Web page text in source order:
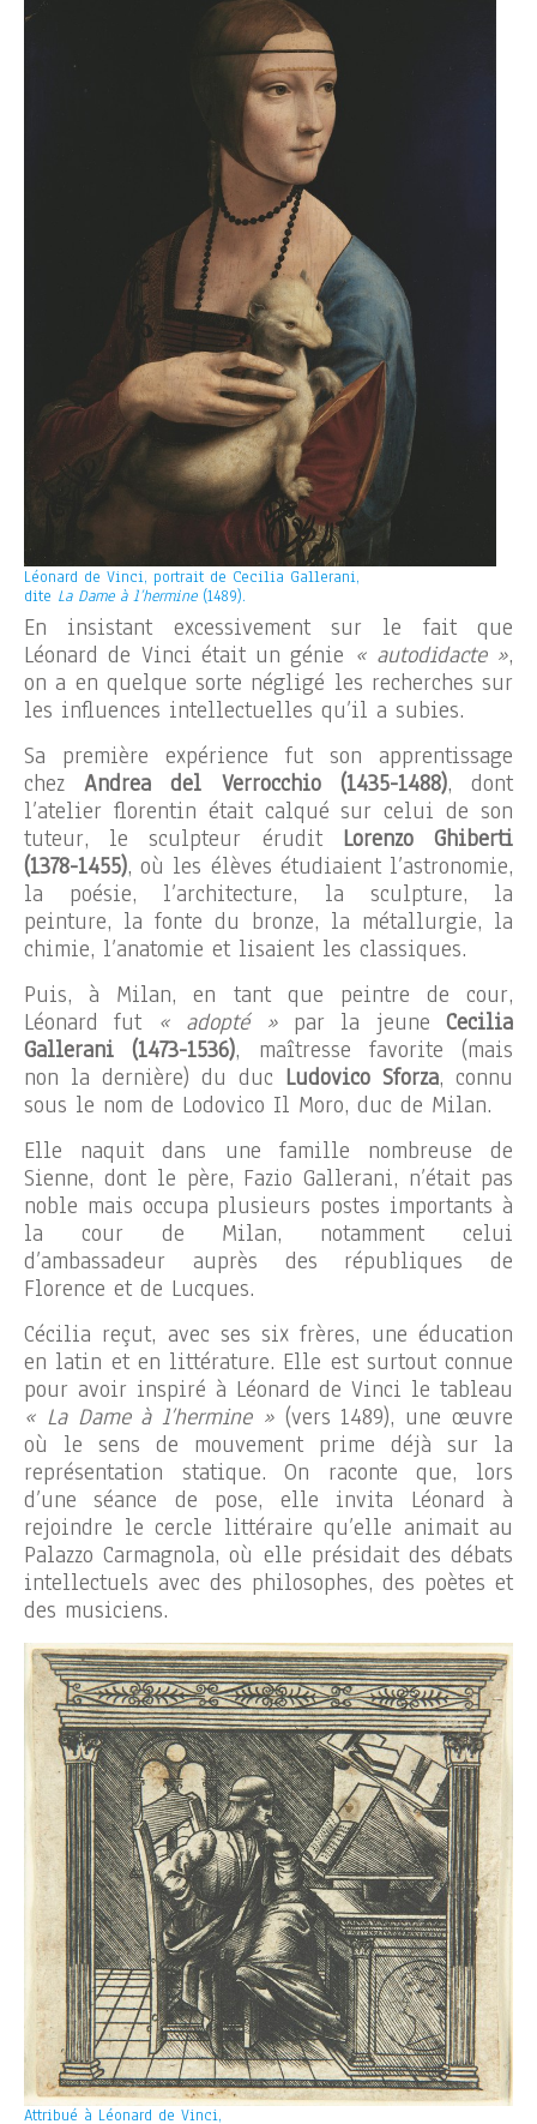
Léonard de Vinci, portrait de Cecilia Gallerani,
dite La Dame à l’hermine(1489).
En insistant excessivement sur le fait que
Léonard de Vinci était un génie « autodidacte »,
on a en quelque sorte négligé les recherches sur
les influences intellectuelles qu’il a subies.
Sa première expérience fut son apprentissage
chezAndrea del Verrocchio (1435-1488), dont
l’atelier florentin était calqué sur celui de son
tuteur, le sculpteur érudit Lorenzo Ghiberti
(1378-1455), où les élèves étudiaient l’astronomie,
la poésie, l’architecture, la sculpture, la
peinture, la fonte du bronze, la métallurgie, la
chimie, l’anatomie et lisaient les classiques.
Puis, à Milan, en tant que peintre de cour,
Léonard fut « adopté »par la jeune Cecilia
Gallerani (1473-1536), maîtresse favorite (mais
non la dernière) du duc Ludovico Sforza, connu
sous le nom de Lodovico Il Moro, duc de Milan.
Elle naquit dans une famille nombreuse de
Sienne, dont le père, Fazio Gallerani, n’était pas
noble mais occupa plusieurs postes importants à
la cour de Milan, notamment celui
d’ambassadeur auprès des républiques de
Florence et de Lucques.
Cécilia reçut, avec ses six frères, une éducation
en latin et en littérature. Elle est surtout connue
pour avoir inspiré à Léonard de Vinci le tableau
« La Dame à l’hermine »(vers 1489), une œuvre
où le sens de mouvement prime déjà sur la
représentation statique. On raconte que, lors
d’une séance de pose, elle invita Léonard à
rejoindre le cercle littéraire qu’elle animait au
Palazzo Carmagnola, où elle présidait des débats
intellectuels avec des philosophes, des poètes et
des musiciens.
Attribué à Léonard de Vinci,